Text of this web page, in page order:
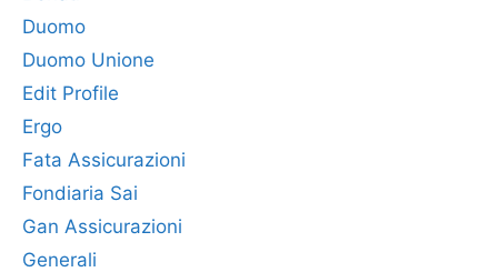
Duomo
Duomo Unione
Edit Profile
Ergo
Fata Assicurazioni
Fondiaria Sai
Gan Assicurazioni
Generali